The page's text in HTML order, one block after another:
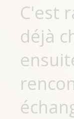
C'est
déjà